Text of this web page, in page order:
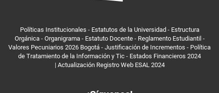
Políticas Institucionales - Estatutos de la Universidad - Estructura
Orgánica- Organigrama- Estatuto Docente- Reglamento Estudiantil -
Valores Pecuniarios 2026 Bogotá - Justificación de Incrementos - Política
de Tratamiento de la Información y Tic - Estados Financieros 2024
| Actualización Registro Web ESAL 2024